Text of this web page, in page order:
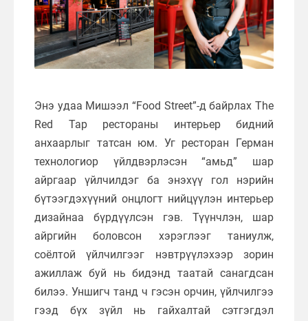
Энэ удаа Мишээл “Food Street”-д байрлах The
Red Tap рестораны интерьер бидний
анхаарлыг татсан юм. Уг ресторан Герман
технологиор үйлдвэрлэсэн “амьд” шар
айргаар үйлчилдэг ба энэхүү гол нэрийн
бүтээгдэхүүний онцлогт нийцүүлэн интерьер
дизайнаа бүрдүүлсэн гэв. Түүнчлэн, шар
айргийн боловсон хэрэглээг таниулж,
соёлтой үйлчилгээг нэвтрүүлэхээр зорин
ажиллаж буй нь бидэнд таатай санагдсан
билээ. Уншигч танд ч гэсэн орчин, үйлчилгээ
гээд бүх зүйл нь гайхалтай сэтгэгдэл